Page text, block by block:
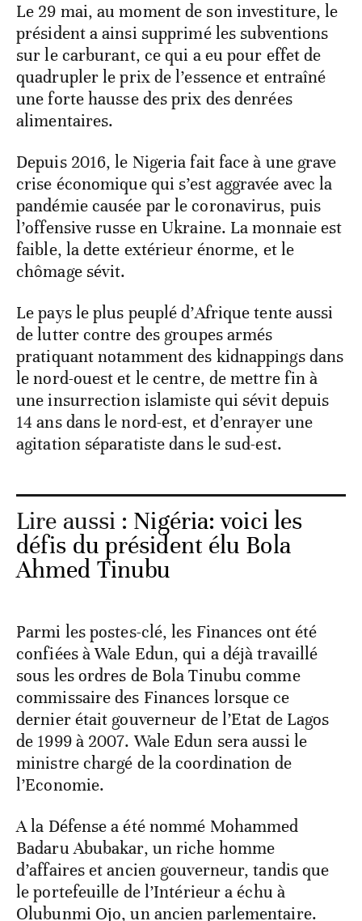
Le 29 mai, au moment de son investiture, le
président a ainsi supprimé les subventions
sur le carburant, ce qui a eu pour effet de
quadrupler le prix de l’essence et entraîné
une forte hausse des prix des denrées
alimentaires.
Depuis 2016, le Nigeria fait face à une grave
crise économique qui s’est aggravée avec la
pandémie causée par le coronavirus, puis
l’offensive russe en Ukraine. La monnaie est
faible, la dette extérieur énorme, et le
chômage sévit.
Le pays le plus peuplé d’Afrique tente aussi
de lutter contre des groupes armés
pratiquant notamment des kidnappings dans
le nord-ouest et le centre, de mettre fin à
une insurrection islamiste qui sévit depuis
14 ans dans le nord-est, et d’enrayer une
agitation séparatiste dans le sud-est.
Lire aussi : Nigéria: voici les
défis du président élu Bola
Ahmed Tinubu
Parmi les postes-clé, les Finances ont été
confiées à Wale Edun, qui a déjà travaillé
sous les ordres de Bola Tinubu comme
commissaire des Finances lorsque ce
dernier était gouverneur de l’Etat de Lagos
de 1999 à 2007. Wale Edun sera aussi le
ministre chargé de la coordination de
l’Economie.
A la Défense a été nommé Mohammed
Badaru Abubakar, un riche homme
d’affaires et ancien gouverneur, tandis que
le portefeuille de l’Intérieur a échu à
Olubunmi Ojo, un ancien parlementaire.